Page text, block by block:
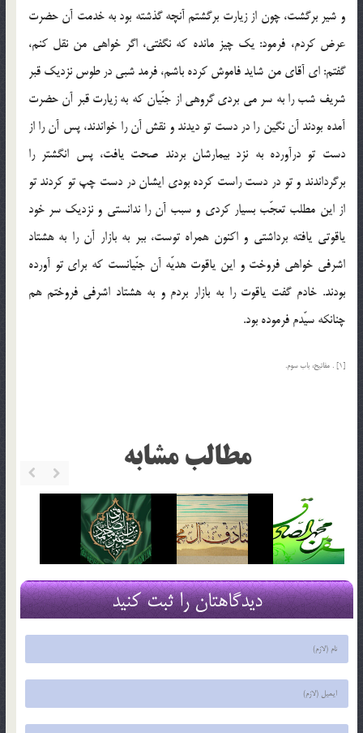
و شير برگشت، چون از زيارت برگشتم آنچه گذشته بود به خدمت آن حضرت
عرض كردم، فرمود: يك چيز مانده كه نگفتي، اگر خواهي من نقل كنم،
گفتم: اي آقاي من شايد فاموش كرده باشم، فرمد شبي در طوس نزديك قبر
شريف شب را به سر مي بردي گروهي از جنّيان كه به زيارت قبر آن حضرت
آمده بودند آن نگين را در دست تو ديدند و نقش آن را خواندند، پس آن را از
دست تو درآورده به نزد بيمارشان بردند صحت يافت، پس انگشتر را
برگرداندند و تو در دست راست كرده بودي ايشان در دست چپ تو كردند تو
از اين مطلب تعجّب بسيار كردي و سبب آن را ندانستي و نزديك سر خود
ياقوتي يافته برداشتي و اكنون همراه توست، ببر به بازار آن را به هشتاد
اشرفي خواهي فروخت و اين ياقوت هديّه آن جنّيانست كه براي تو آورده
بودند. خادم گفت ياقوت را به بازار بردم و به هشتاد اشرفي فروختم هم
چنانكه سيّدم فرموده بود.
[1] . مفاتيح، باب سوم.
مطالب مشابه
دیدگاهتان را ثبت کنید